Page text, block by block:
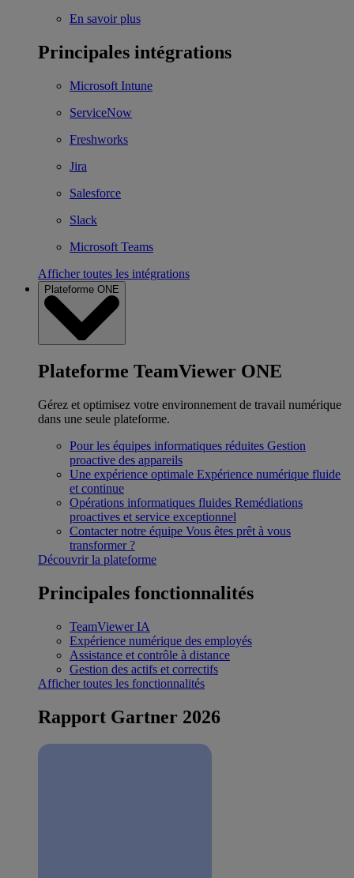
En savoir plus
Principales intégrations
Microsoft Intune
ServiceNow
Freshworks
Jira
Salesforce
Slack
Microsoft Teams
Afficher toutes les intégrations
Plateforme ONE
Plateforme TeamViewer ONE
Gérez et optimisez votre environnement de travail numérique
dans une seule plateforme.
Pour les équipes informatiques réduites Gestion
proactive des appareils
Une expérience optimale Expérience numérique fluide
et continue
Opérations informatiques fluides Remédiations
proactives et service exceptionnel
Contacter notre équipe Vous êtes prêt à vous
transformer ?
Découvrir la plateforme
Principales fonctionnalités
TeamViewer IA
Expérience numérique des employés
Assistance et contrôle à distance
Gestion des actifs et correctifs
Afficher toutes les fonctionnalités
Rapport Gartner 2026